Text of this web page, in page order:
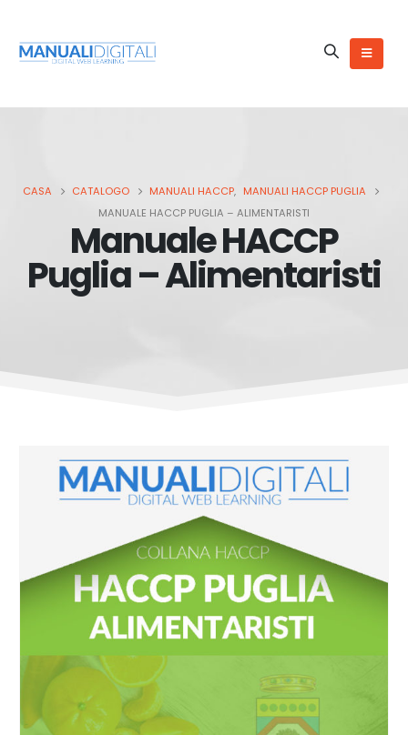
CASA CATALOGO MANUALI HACCP, MANUALI HACCP PUGLIA
MANUALE HACCP PUGLIA – ALIMENTARISTI
Manuale HACCP
Puglia – Alimentaristi